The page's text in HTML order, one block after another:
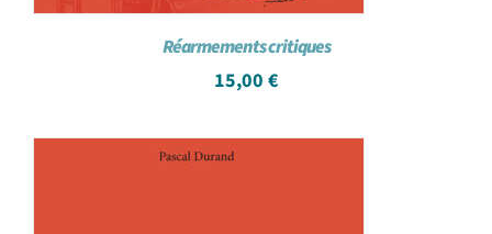
Réarmements critiques
15,00 €